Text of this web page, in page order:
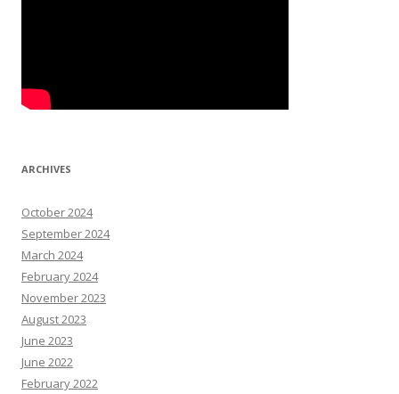
ARCHIVES
October 2024
September 2024
March 2024
February 2024
November 2023
August 2023
June 2023
June 2022
February 2022